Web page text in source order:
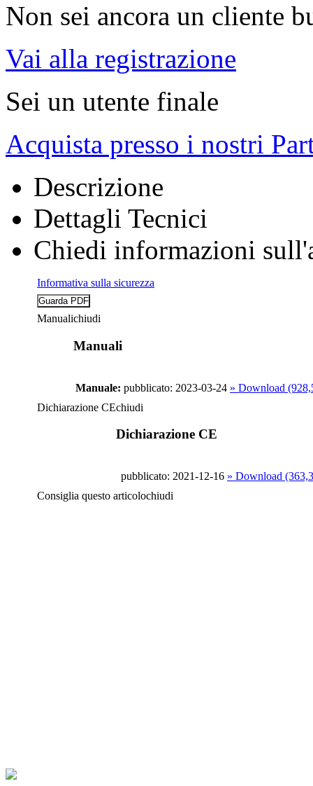
Non sei ancora un cliente
Vai alla registrazione
Sei un utente finale
Acquista presso i nostri
Descrizione
Dettagli Tecnici
Chiedi informazioni
Informativa sulla sicurezza
Manualichiudi
Manuali
Manuale: pubblicato: 2023-03-24 » Download
Dichiarazione CEchiudi
Dichiarazione CE
pubblicato: 2021-12-16 » Download
Consiglia questo articolochiudi